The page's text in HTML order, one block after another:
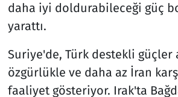
daha iyi doldurabileceği güç
yarattı.
Suriye'de, Türk destekli güçler
özgürlükle ve daha az İran
faaliyet gösteriyor. Irak'ta